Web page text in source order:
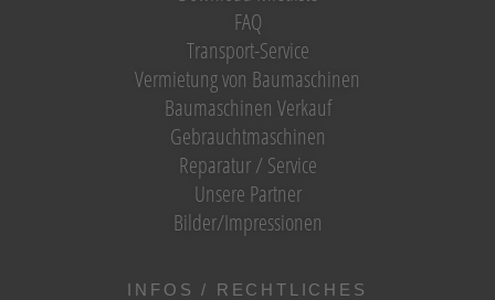
FAQ
Transport-Service
Vermietung von Baumaschinen
Baumaschinen Verkauf
Gebrauchtmaschinen
Reparatur / Service
Unsere Partner
Bilder/Impressionen
INFOS / RECHTLICHES